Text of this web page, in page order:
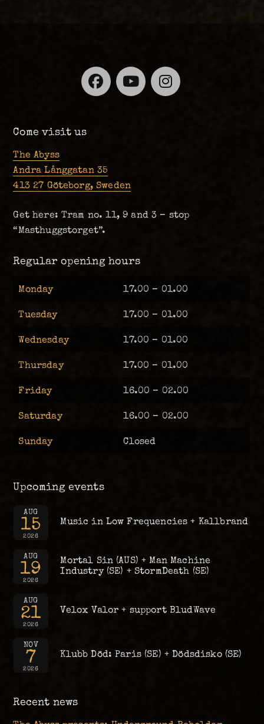
Facebook
YouTube
Come visit us
The Abyss
Andra Långgatan 35
413 27 Göteborg, Sweden
Get here: Tram no. 11, 9 and 3 – stop
“Masthuggstorget”.
Regular opening hours
Monday 17.00 – 01.00
Tuesday 17.00 – 01.00
Wednesday 17.00 – 01.00
Thursday 17.00 – 01.00
Friday 16.00 – 02.00
Saturday 16.00 – 02.00
Sunday Closed
Upcoming events
AUG
15
2026
Music in Low Frequencies + Kallbrand
AUG
19
2026
Mortal Sin (AUS) + Man Machine
Industry (SE) + StormDeath (SE)
AUG
21
2026
Velox Valor + support BludWave
NOV
7
2026
Klubb Död: Paris (SE) + Dödsdisko (SE)
Recent news